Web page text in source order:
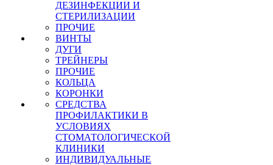
ДЕЗИНФЕКЦИИ И
СТЕРИЛИЗАЦИИ
ПРОЧИЕ
ВИНТЫ
ДУГИ
ТРЕЙНЕРЫ
ПРОЧИЕ
КОЛЬЦА
КОРОНКИ
СРЕДСТВА
ПРОФИЛАКТИКИ В
УСЛОВИЯХ
СТОМАТОЛОГИЧЕСКОЙ
КЛИНИКИ
ИНДИВИДУАЛЬНЫЕ